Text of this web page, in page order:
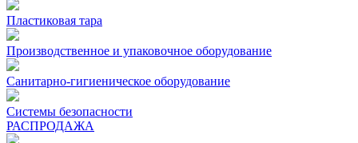
Пластиковая тара
Производственное и упаковочное оборудование
Санитарно-гигиеническое оборудование
Системы безопасности
РАСПРОДАЖА